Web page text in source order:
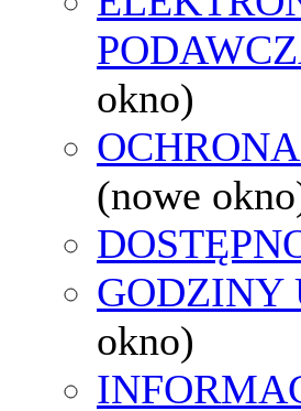
okno)
(nowe
GODZINY
okno)